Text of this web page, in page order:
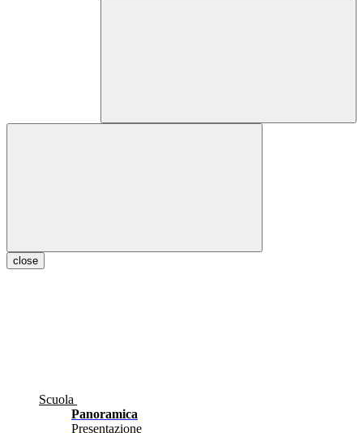
close
Scuola
Panoramica
Presentazione